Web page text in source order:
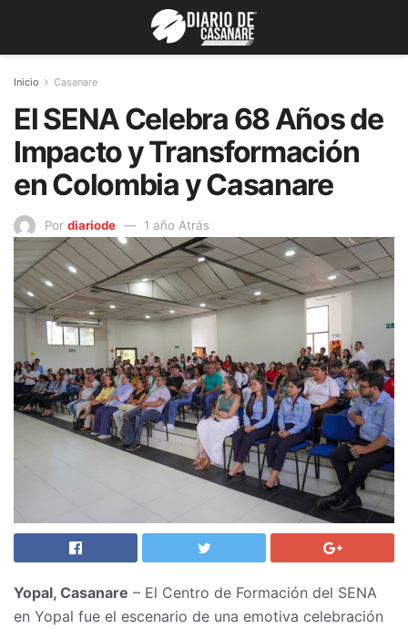
Inicio Casanare
El SENA Celebra 68 Años de
Impacto y Transformación
en Colombia y Casanare
Por diariode 1 año Atrás
Yopal, Casanare – El Centro de Formación del SENA
en Yopal fue el escenario de una emotiva celebración